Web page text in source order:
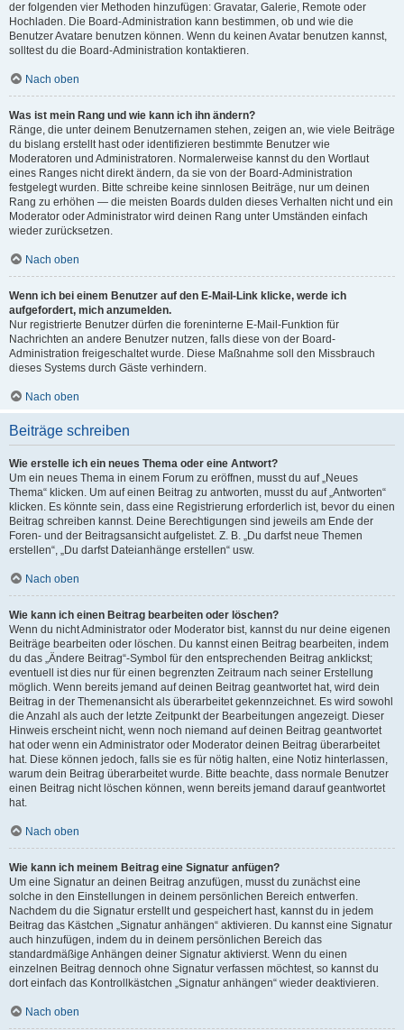
der folgenden vier Methoden hinzufügen: Gravatar, Galerie, Remote oder
Hochladen. Die Board-Administration kann bestimmen, ob und wie die
Benutzer Avatare benutzen können. Wenn du keinen Avatar benutzen kannst,
solltest du die Board-Administration kontaktieren.
Nach oben
Was ist mein Rang und wie kann ich ihn ändern?
Ränge, die unter deinem Benutzernamen stehen, zeigen an, wie viele Beiträge
du bislang erstellt hast oder identifizieren bestimmte Benutzer wie
Moderatoren und Administratoren. Normalerweise kannst du den Wortlaut
eines Ranges nicht direkt ändern, da sie von der Board-Administration
festgelegt wurden. Bitte schreibe keine sinnlosen Beiträge, nur um deinen
Rang zu erhöhen — die meisten Boards dulden dieses Verhalten nicht und ein
Moderator oder Administrator wird deinen Rang unter Umständen einfach
wieder zurücksetzen.
Nach oben
Wenn ich bei einem Benutzer auf den E-Mail-Link klicke, werde ich
aufgefordert, mich anzumelden.
Nur registrierte Benutzer dürfen die foreninterne E-Mail-Funktion für
Nachrichten an andere Benutzer nutzen, falls diese von der Board-
Administration freigeschaltet wurde. Diese Maßnahme soll den Missbrauch
dieses Systems durch Gäste verhindern.
Nach oben
Beiträge schreiben
Wie erstelle ich ein neues Thema oder eine Antwort?
Um ein neues Thema in einem Forum zu eröffnen, musst du auf „Neues
Thema“ klicken. Um auf einen Beitrag zu antworten, musst du auf „Antworten“
klicken. Es könnte sein, dass eine Registrierung erforderlich ist, bevor du einen
Beitrag schreiben kannst. Deine Berechtigungen sind jeweils am Ende der
Foren- und der Beitragsansicht aufgelistet. Z. B. „Du darfst neue Themen
erstellen“, „Du darfst Dateianhänge erstellen“ usw.
Nach oben
Wie kann ich einen Beitrag bearbeiten oder löschen?
Wenn du nicht Administrator oder Moderator bist, kannst du nur deine eigenen
Beiträge bearbeiten oder löschen. Du kannst einen Beitrag bearbeiten, indem
du das „Ändere Beitrag“-Symbol für den entsprechenden Beitrag anklickst;
eventuell ist dies nur für einen begrenzten Zeitraum nach seiner Erstellung
möglich. Wenn bereits jemand auf deinen Beitrag geantwortet hat, wird dein
Beitrag in der Themenansicht als überarbeitet gekennzeichnet. Es wird sowohl
die Anzahl als auch der letzte Zeitpunkt der Bearbeitungen angezeigt. Dieser
Hinweis erscheint nicht, wenn noch niemand auf deinen Beitrag geantwortet
hat oder wenn ein Administrator oder Moderator deinen Beitrag überarbeitet
hat. Diese können jedoch, falls sie es für nötig halten, eine Notiz hinterlassen,
warum dein Beitrag überarbeitet wurde. Bitte beachte, dass normale Benutzer
einen Beitrag nicht löschen können, wenn bereits jemand darauf geantwortet
hat.
Nach oben
Wie kann ich meinem Beitrag eine Signatur anfügen?
Um eine Signatur an deinen Beitrag anzufügen, musst du zunächst eine
solche in den Einstellungen in deinem persönlichen Bereich entwerfen.
Nachdem du die Signatur erstellt und gespeichert hast, kannst du in jedem
Beitrag das Kästchen „Signatur anhängen“ aktivieren. Du kannst eine Signatur
auch hinzufügen, indem du in deinem persönlichen Bereich das
standardmäßige Anhängen deiner Signatur aktivierst. Wenn du einen
einzelnen Beitrag dennoch ohne Signatur verfassen möchtest, so kannst du
dort einfach das Kontrollkästchen „Signatur anhängen“ wieder deaktivieren.
Nach oben